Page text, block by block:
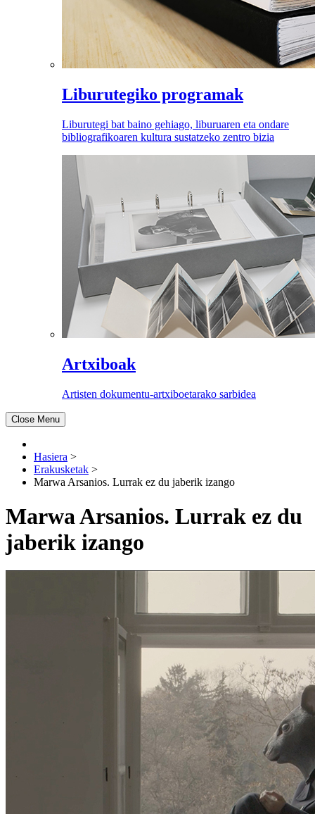
Liburutegiko programak
Liburutegi bat baino gehiago, liburuaren eta ondare
bibliografikoaren kultura sustatzeko zentro bizia
Artxiboak
Artisten dokumentu-artxiboetarako sarbidea
Close Menu
Hasiera >
Erakusketak >
Marwa Arsanios. Lurrak ez du jaberik izango
Marwa Arsanios. Lurrak ez du
jaberik izango